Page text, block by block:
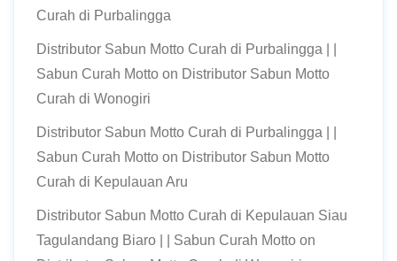
Curah di Purbalingga
Distributor Sabun Motto Curah di Purbalingga | |
Sabun Curah Motto on Distributor Sabun Motto
Curah di Wonogiri
Distributor Sabun Motto Curah di Purbalingga | |
Sabun Curah Motto on Distributor Sabun Motto
Curah di Kepulauan Aru
Distributor Sabun Motto Curah di Kepulauan Siau
Tagulandang Biaro | | Sabun Curah Motto on